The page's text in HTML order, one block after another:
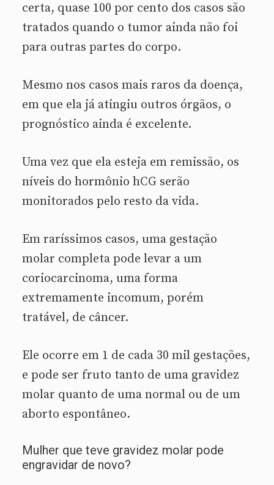
certa, quase 100 por cento dos casos são
tratados quando o tumor ainda não foi
para outras partes do corpo.
Mesmo nos casos mais raros da doença,
em que ela já atingiu outros órgãos, o
prognóstico ainda é excelente.
Uma vez que ela esteja em remissão, os
níveis do hormônio hCG serão
monitorados pelo resto da vida.
Em raríssimos casos, uma gestação
molar completa pode levar a um
coriocarcinoma, uma forma
extremamente incomum, porém
tratável, de câncer.
Ele ocorre em 1 de cada 30 mil gestações,
e pode ser fruto tanto de uma gravidez
molar quanto de uma normal ou de um
aborto espontâneo.
Mulher que teve gravidez molar pode
engravidar de novo?